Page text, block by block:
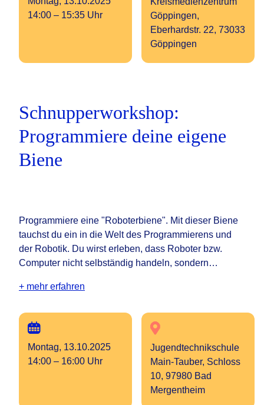
14:00 – 15:35 Uhr
Göppingen,
Eberhardstr. 22, 73033
Göppingen
Schnupperworkshop:
Programmiere deine eigene
Biene
Programmiere eine "Roboterbiene". Mit dieser Biene
tauchst du ein in die Welt des Programmierens und
der Robotik. Du wirst erleben, dass Roboter bzw.
Computer nicht selbständig handeln, sondern…
+ mehr erfahren
Montag, 13.10.2025
14:00 – 16:00 Uhr
Jugendtechnikschule
Main-Tauber, Schloss
10, 97980 Bad
Mergentheim